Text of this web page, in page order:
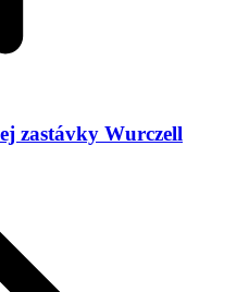
zastávky Wurczell